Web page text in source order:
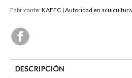
Fabricante: KAFFC | Autoridad en acuicultura
DESCRIPCIÓN